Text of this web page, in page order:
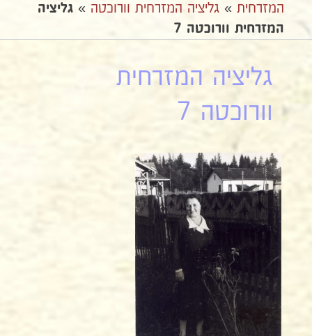
המזרחית » גליציה המזרחית וורוכטה » גליציה
המזרחית וורוכטה 7
גליציה המזרחית
וורוכטה 7